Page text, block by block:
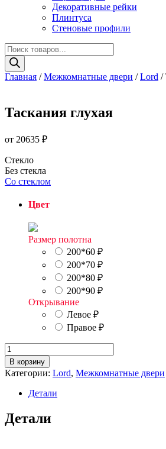
Декоративные рейки
Плинтуса
Стеновые профили
Поиск
товаров
Главная /Межкомнатные двери /Lord /
Таскания глухая
от 20635 ₽
Стекло
Без стекла
Со стеклом
Цвет
Размер полотна
200*60 ₽
200*70 ₽
200*80 ₽
200*90 ₽
Открывание
Левое ₽
Правое ₽
Количество
товара
Таскания
глухая
В корзину
Категории: Lord, Межкомнатные двери
Детали
Детали